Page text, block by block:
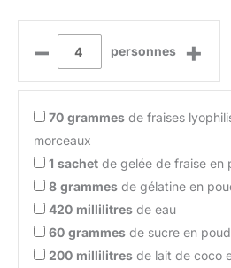
– personnes +
70 grammes de fraises
morceaux
1 sachet de gelée de fraise en
8 grammes de gélatine en
420 millilitres de eau
60 grammes de sucre en
200 millilitres de lait de coco